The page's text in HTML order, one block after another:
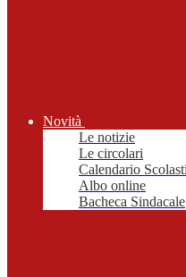
Novità
Le notizie
Le circolari
Calendario
Albo online
Bacheca Sindacale